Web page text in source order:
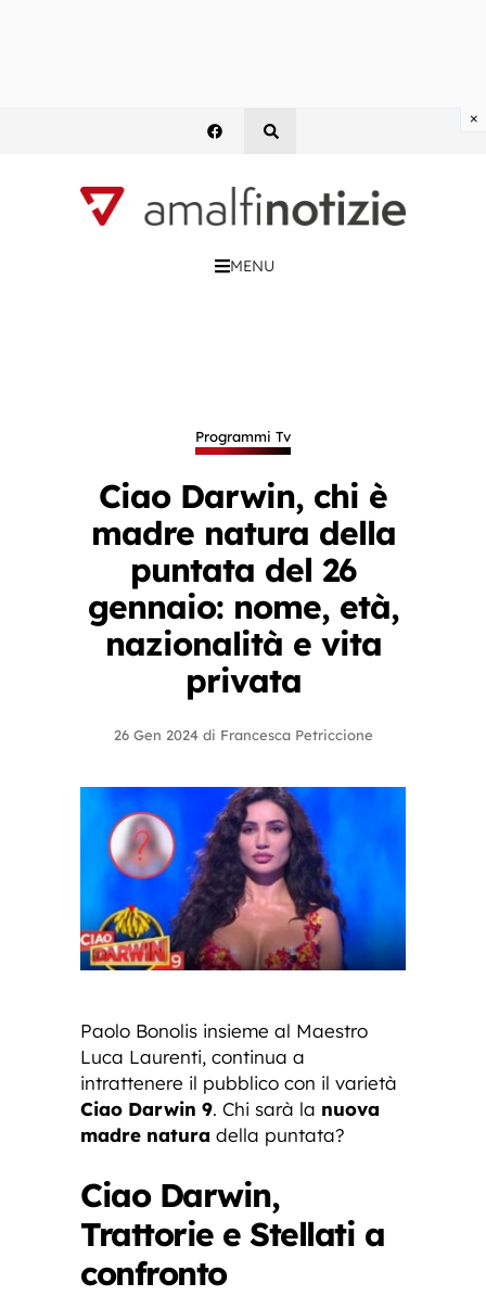
MENU
Programmi Tv
Ciao Darwin, chi è
madre natura della
puntata del 26
gennaio: nome, età,
nazionalità e vita
privata
26 Gen 2024 di Francesca Petriccione
Paolo Bonolis insieme al Maestro
Luca Laurenti, continua a
intrattenere il pubblico con il varietà
Ciao Darwin 9. Chi sarà la nuova
madre natura della puntata?
Ciao Darwin,
Trattorie e Stellati a
confronto
×